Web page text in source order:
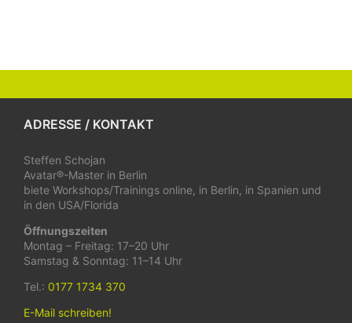
ADRESSE / KONTAKT
Steffen Schojan
Avatar®-Master in Berlin
biete Workshops/Trainings online, in Berlin, in Spanien und
in den USA/Florida
Öffnungszeiten
Montag – Freitag: 17–20 Uhr
Samstag & Sonntag: 11–14 Uhr
Tel.: 0177 1734 370
E-Mail schreiben!